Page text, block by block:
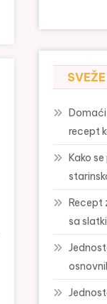
recept
Kako
Recept
sa